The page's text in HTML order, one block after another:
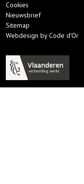
Cookies
Nieuwsbrief
Sitemap
Webdesign by Code d'Or